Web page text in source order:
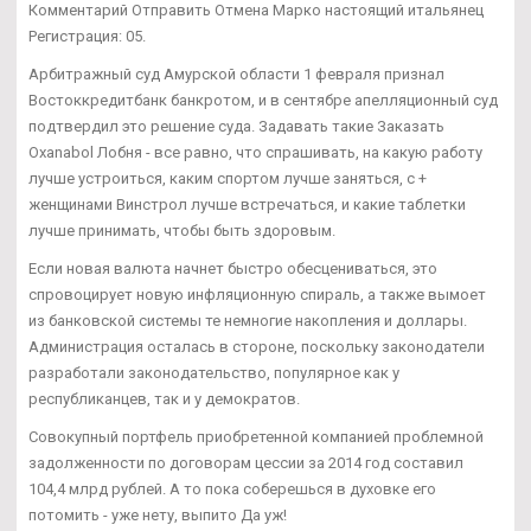
Комментарий Отправить Отмена Марко настоящий итальянец
Регистрация: 05.
Арбитражный суд Амурской области 1 февраля признал
Востоккредитбанк банкротом, и в сентябре апелляционный суд
подтвердил это решение суда. Задавать такие Заказать
Oxanabol Лобня - все равно, что спрашивать, на какую работу
лучше устроиться, каким спортом лучше заняться, с +
женщинами Винстрол лучше встречаться, и какие таблетки
лучше принимать, чтобы быть здоровым.
Если новая валюта начнет быстро обесцениваться, это
спровоцирует новую инфляционную спираль, а также вымоет
из банковской системы те немногие накопления и доллары.
Администрация осталась в стороне, поскольку законодатели
разработали законодательство, популярное как у
республиканцев, так и у демократов.
Совокупный портфель приобретенной компанией проблемной
задолженности по договорам цессии за 2014 год составил
104,4 млрд рублей. А то пока соберешься в духовке его
потомить - уже нету, выпито Да уж!